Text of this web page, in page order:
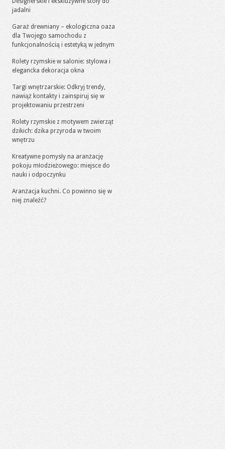
jadalni
Garaż drewniany – ekologiczna oaza
dla Twojego samochodu z
funkcjonalnością i estetyką w jednym
Rolety rzymskie w salonie: stylowa i
elegancka dekoracja okna
Targi wnętrzarskie: Odkryj trendy,
nawiąż kontakty i zainspiruj się w
projektowaniu przestrzeni
Rolety rzymskie z motywem zwierząt
dzikich: dzika przyroda w twoim
wnętrzu
Kreatywne pomysły na aranżację
pokoju młodzieżowego: miejsce do
nauki i odpoczynku
Aranżacja kuchni. Co powinno się w
niej znaleźć?